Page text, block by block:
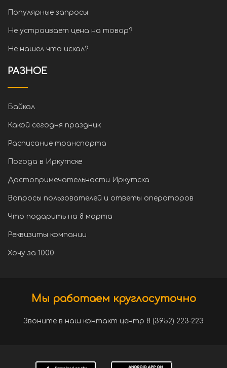
Популярные запросы
Не устраивает цена на товар?
Не нашел что искал?
РАЗНОЕ
Байкал
Какой сегодня праздник
Расписание транспорта
Погода в Иркутске
Достопримечательности Иркутска
Вопросы пользователей и ответы операторов
Что подарить на 8 марта
Реквизиты компании
Хочу за 1000
Мы работаем круглосуточно
Звоните в наш контакт центр 8 (3952) 223-223